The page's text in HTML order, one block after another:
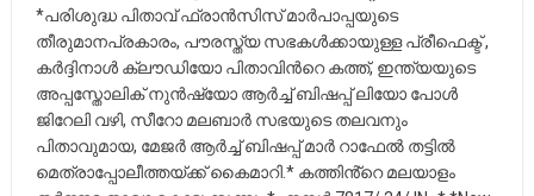
*പരിശുദ്ധ പിതാവ് ഫ്രാൻസിസ് മാർപാപ്പയുടെ
തീരുമാനപ്രകാരം, പൗരസ്ത്യ സഭകൾക്കായുള്ള പ്രീഫെക്ട് ,
കർദ്ദിനാൾ ക്ലൗഡിയോ പിതാവിൻറെ കത്ത്, ഇന്ത്യയുടെ
അപ്പസ്തോലിക് നുൻഷ്യോ ആർച്ച് ബിഷപ്പ് ലിയോ പോൾ
ജിറേലി വഴി, സീറോ മലബാർ സഭയുടെ തലവനും
പിതാവുമായ, മേജർ ആർച്ച് ബിഷപ്പ് മാർ റാഫേൽ തട്ടിൽ
മെത്രാപ്പോലീത്തയ്ക്ക് കൈമാറി.* കത്തിൻ്റെ മലയാളം